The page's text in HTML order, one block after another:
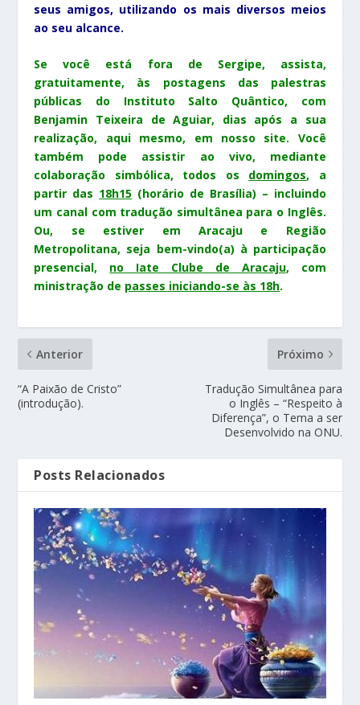
seus amigos, utilizando os mais diversos meios
ao seu alcance.
Se você está fora de Sergipe, assista,
gratuitamente, às postagens das palestras
públicas do Instituto Salto Quântico, com
Benjamin Teixeira de Aguiar, dias após a sua
realização, aqui mesmo, em nosso site. Você
também pode assistir ao vivo, mediante
colaboração simbólica, todos os domingos, a
partir das 18h15 (horário de Brasília) – incluindo
um canal com tradução simultânea para o Inglês.
Ou, se estiver em Aracaju e Região
Metropolitana, seja bem-vindo(a) à participação
presencial, no Iate Clube de Aracaju, com
ministração de passes iniciando-se às 18h.
Anterior
“A Paixão de Cristo”
(introdução).
Próximo
Tradução Simultânea para
o Inglês – “Respeito à
Diferença”, o Tema a ser
Desenvolvido na ONU.
Posts Relacionados